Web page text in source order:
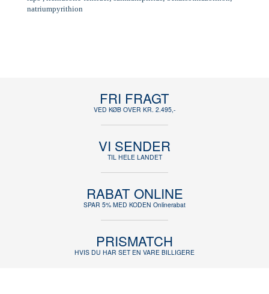
natriumpyrithion
FRI FRAGT
VED KØB OVER KR. 2.495,-
VI SENDER
TIL HELE LANDET
RABAT ONLINE
SPAR 5% MED KODEN Onlinerabat
PRISMATCH
HVIS DU HAR SET EN VARE BILLIGERE